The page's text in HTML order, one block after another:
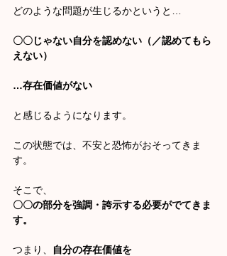
どのような問題が生じるかというと…
〇〇じゃない自分を認めない（／認めてもら
えない）
…存在価値がない
と感じるようになります。
この状態では、不安と恐怖がおそってきま
す。
そこで、
〇〇の部分を強調・誇示する必要がでてきま
す。
つまり、
自分の存在価値を